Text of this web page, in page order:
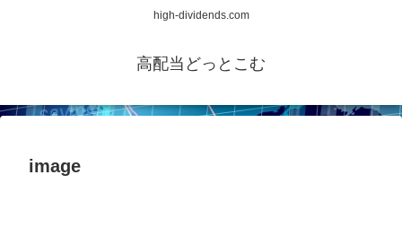
high-dividends.com
高配当どっとこむ
image